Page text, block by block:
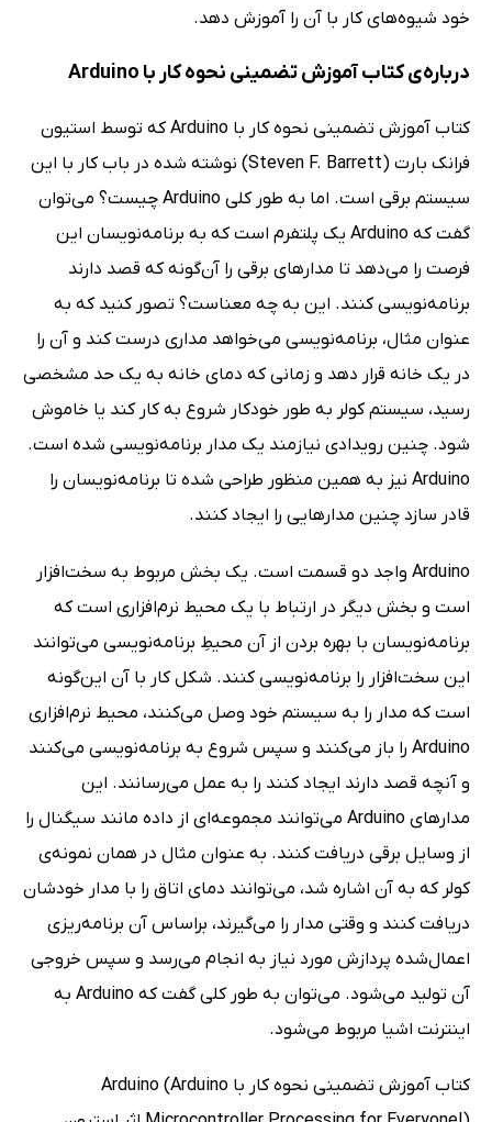
خود شیوه‌های کار با آن را آموزش دهد.
درباره‌ی کتاب آموزش تضمینی نحوه کار با Arduino
کتاب آموزش تضمینی نحوه کار با Arduino که توسط استیون
فرانک بارت (Steven F. Barrett) نوشته شده در باب کار با این
سیستم برقی است. اما به طور کلی Arduino چیست؟ می‌توان
گفت که Arduino یک پلتفرم است که به برنامه‌نویسان این
فرصت را می‌دهد تا مدارهای برقی را آن‌گونه که قصد دارند
برنامه‌نویسی کنند. این به چه معناست؟ تصور کنید که به
عنوان مثال، برنامه‌نویسی می‌خواهد مداری درست کند و آن را
در یک خانه قرار دهد و زمانی که دمای خانه به یک حد مشخصی
رسید، سیستم کولر به طور خودکار شروع به کار کند یا خاموش
شود. چنین رویدادی نیازمند یک مدار برنامه‌نویسی شده است.
Arduino نیز به همین منظور طراحی شده تا برنامه‌نویسان را
قادر سازد چنین مدارهایی را ایجاد کنند.
Arduino واجد دو قسمت است. یک بخش مربوط به سخت‌‌افزار
است و بخش دیگر در ارتباط با یک محیط نرم‌افزاری است که
برنامه‌نویسان با بهره بردن از آن محیطِ برنامه‌نویسی می‌توانند
این سخت‌افزار را برنامه‌نویسی کنند. شکل کار با آن این‌گونه
است که مدار را به سیستم خود وصل می‌کنند، محیط نرم‌‌افزاری
Arduino را باز می‌کنند و سپس شروع به برنامه‌نویسی می‌کنند
و آنچه قصد دارند ایجاد کنند را به عمل می‌رسانند. این
مدارهای Arduino می‌توانند مجموعه‌ای از داده مانند سیگنال را
از وسایل برقی دریافت کنند. به عنوان مثال در همان نمونه‌ی
کولر که به آن اشاره شد، می‌توانند دمای اتاق را با مدار خودشان
دریافت کنند و وقتی مدار را می‌گیرند، براساس آن برنامه‌ریزی
اعمال‌شده پردازش مورد نیاز به انجام می‌رسد و سپس خروجی
آن تولید می‌شود. می‌توان به طور کلی گفت که Arduino به
اینترنت اشیا مربوط می‌شود.
کتاب آموزش تضمینی نحوه کار با Arduino (Arduino